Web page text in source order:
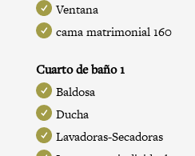
Ventana
cama matrimonial 160
Cuarto de baño 1
Baldosa
Ducha
Lavadoras-Secadoras